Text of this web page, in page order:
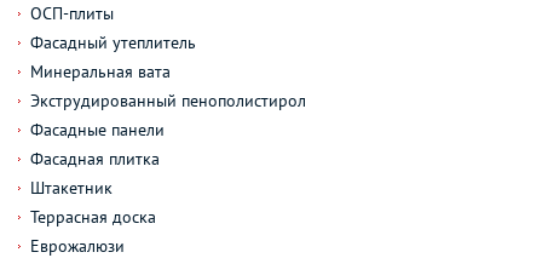
ОСП-плиты
Фасадный утеплитель
Минеральная вата
Экструдированный пенополистирол
Фасадные панели
Фасадная плитка
Штакетник
Террасная доска
Еврожалюзи